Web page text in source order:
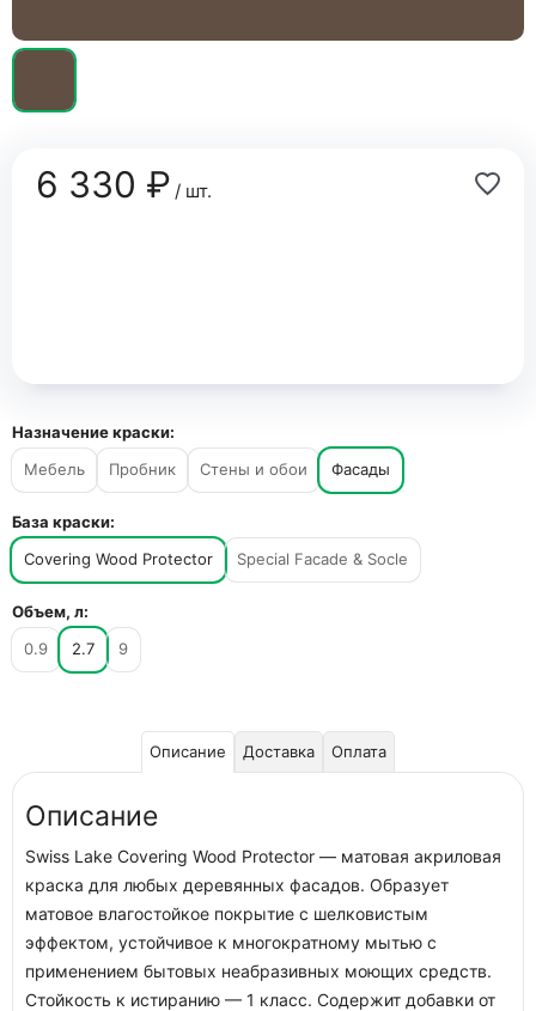
6 330 ₽/ шт.
Назначение краски:
Мебель
Пробник Стены и обои Фасады
База краски:
Covering Wood Protector
Special Facade & Socle
Объем, л:
0.9
2.7 9
Описание Доставка Оплата
Описание
Swiss Lake Covering Wood Protector — матовая акриловая
краска для любых деревянных фасадов. Образует
матовое влагостойкое покрытие с шелковистым
эффектом, устойчивое к многократному мытью с
применением бытовых неабразивных моющих средств.
Стойкость к истиранию — 1 класс. Содержит добавки от